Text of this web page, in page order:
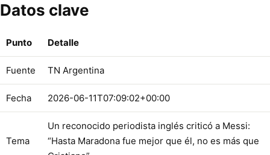
Datos clave
Punto Detalle
Fuente TN Argentina
Fecha 2026-06-11T07:09:02+00:00
Tema
Un reconocido periodista inglés criticó a Messi:
“Hasta Maradona fue mejor que él, no es más que